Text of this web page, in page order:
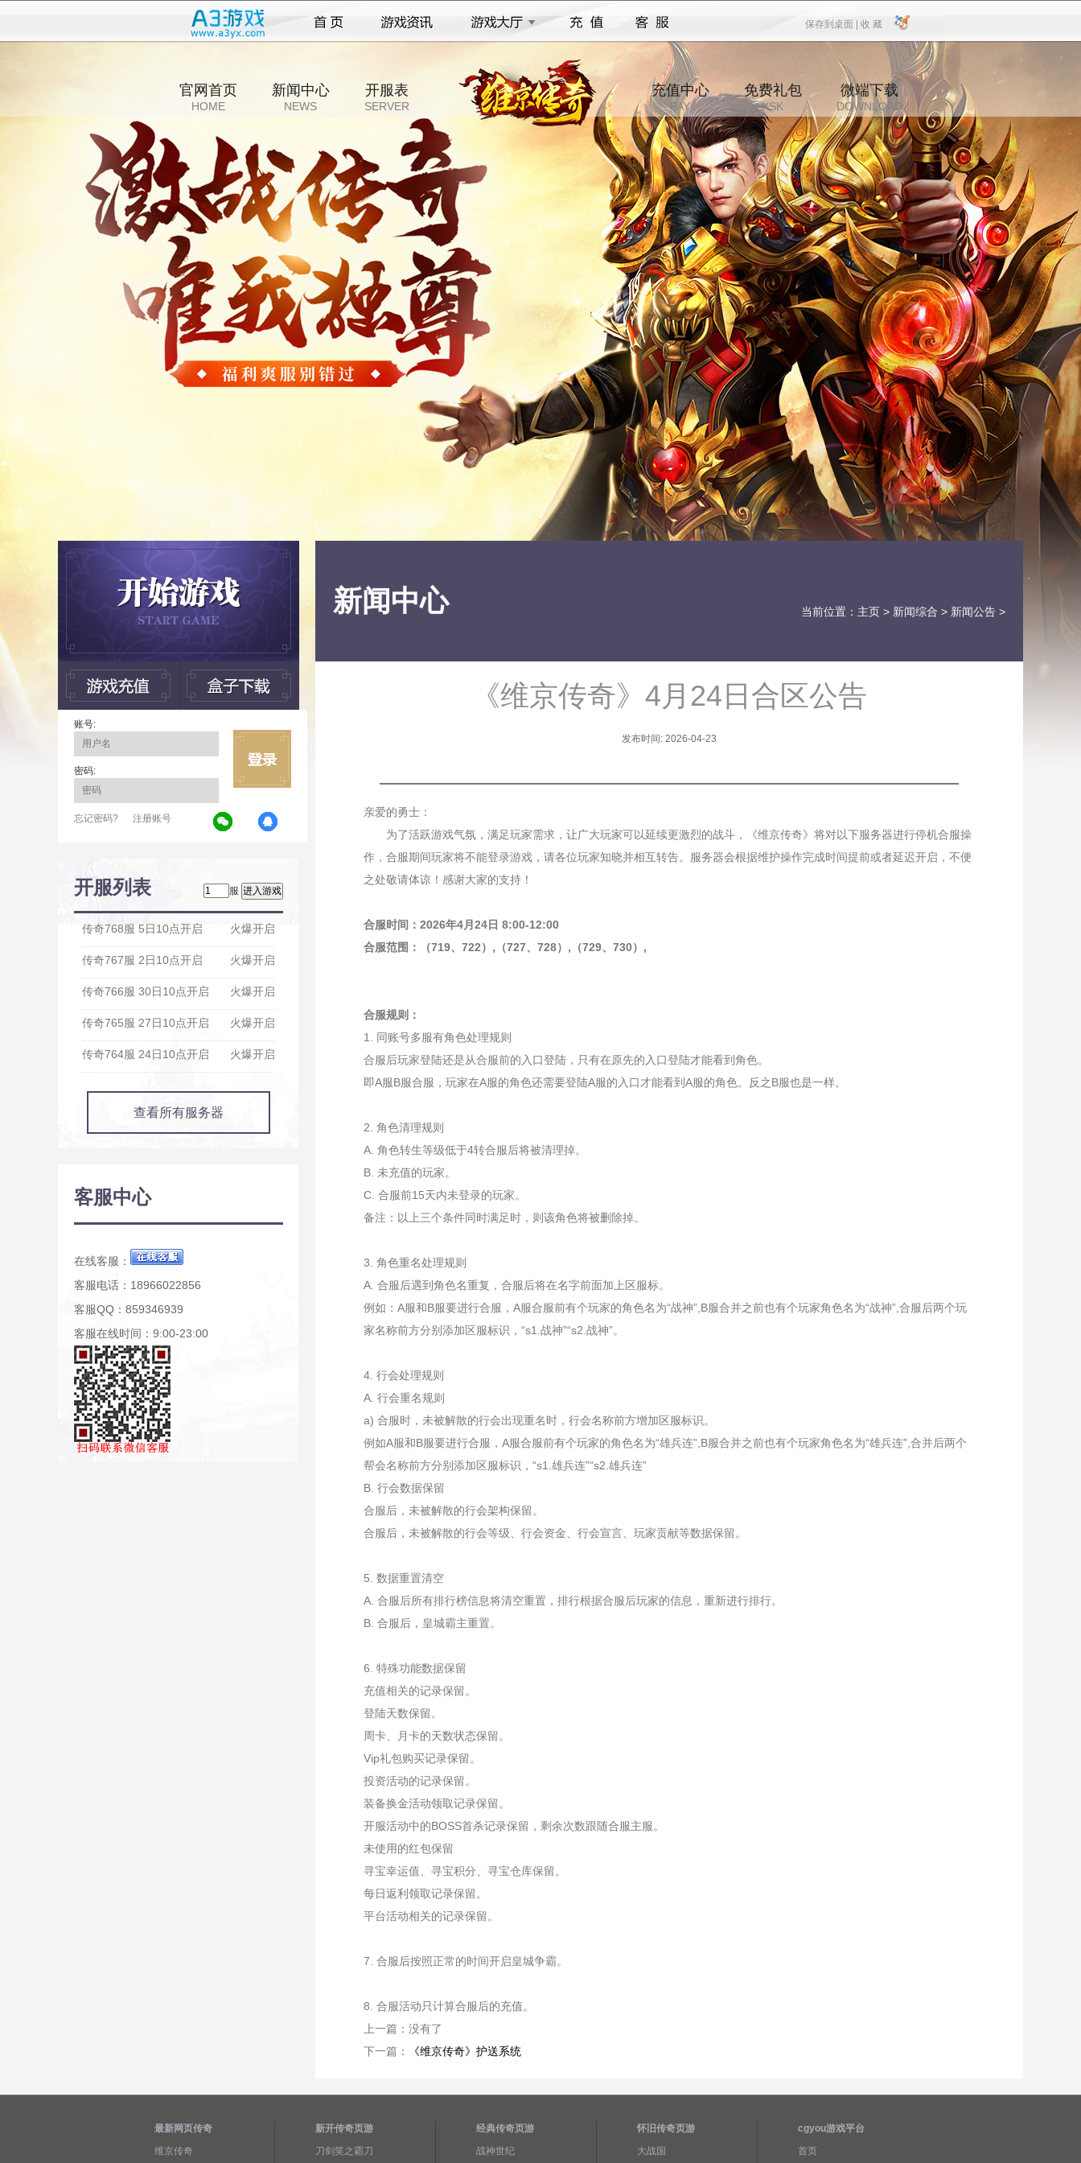
保存到桌面 |
保存到桌面 收 藏
收 藏
官网首页
HOME
新闻中心
NEWS
开服表
SERVER
充值中心
PAY
免费礼包
XSK
微端下载
DOWNLOAD
账号:
密码:
忘记密码? 注册账号
开服列表 服
火爆开启
传奇768服 5日10点开启
火爆开启
传奇767服 2日10点开启
火爆开启
传奇766服 30日10点开启
火爆开启
传奇765服 27日10点开启
火爆开启
传奇764服 24日10点开启
查看所有服务器
客服中心
在线客服：
客服电话：18966022856
客服QQ：859346939
客服在线时间：9:00-23:00
新闻中心 当前位置： 主页 > 新闻综合 > 新闻公告 >
《维京传奇》4月24日合区公告
发布时间: 2026-04-23
亲爱的勇士：
为了活跃游戏气氛，满足玩家需求，让广大玩家可以延续更激烈的战斗，《维京传奇》将对以下服务器进行停机合服操
作，合服期间玩家将不能登录游戏，请各位玩家知晓并相互转告。服务器会根据维护操作完成时间提前或者延迟开启，不便
之处敬请体谅！感谢大家的支持！
合服时间：2026年4月24日 8:00-12:00
合服范围：
（719、722）, （727、728）, （729、730）,
合服规则：
1. 同账号多服有角色处理规则
合服后玩家登陆还是从合服前的入口登陆，只有在原先的入口登陆才能看到角色。
即A服B服合服，玩家在A服的角色还需要登陆A服的入口才能看到A服的角色。反之B服也是一样。
2. 角色清理规则
A. 角色转生等级低于4转合服后将被清理掉。
B. 未充值的玩家。
C. 合服前15天内未登录的玩家。
备注：以上三个条件同时满足时，则该角色将被删除掉。
3. 角色重名处理规则
A. 合服后遇到角色名重复，合服后将在名字前面加上区服标。
例如：A服和B服要进行合服，A服合服前有个玩家的角色名为“战神”,B服合并之前也有个玩家角色名为“战神”,合服后两个玩
家名称前方分别添加区服标识，“s1.战神”“s2.战神”。
4. 行会处理规则
A. 行会重名规则
a) 合服时，未被解散的行会出现重名时，行会名称前方增加区服标识。
例如A服和B服要进行合服，A服合服前有个玩家的角色名为“雄兵连”,B服合并之前也有个玩家角色名为“雄兵连”,合并后两个
帮会名称前方分别添加区服标识，“s1.雄兵连”“s2.雄兵连”
B. 行会数据保留
合服后，未被解散的行会架构保留。
合服后，未被解散的行会等级、行会资金、行会宣言、玩家贡献等数据保留。
5. 数据重置清空
A. 合服后所有排行榜信息将清空重置，排行根据合服后玩家的信息，重新进行排行。
B. 合服后，皇城霸主重置。
6. 特殊功能数据保留
充值相关的记录保留。
登陆天数保留。
周卡、月卡的天数状态保留。
Vip礼包购买记录保留。
投资活动的记录保留。
装备换金活动领取记录保留。
开服活动中的BOSS首杀记录保留，剩余次数跟随合服主服。
未使用的红包保留
寻宝幸运值、寻宝积分、寻宝仓库保留。
每日返利领取记录保留。
平台活动相关的记录保留。
7. 合服后按照正常的时间开启皇城争霸。
8. 合服活动只计算合服后的充值。
上一篇： 没有了
下一篇：
《维京传奇》护送系统
最新网页传奇
维京传奇
新开传奇页游
刀剑笑之霸刀
经典传奇页游
战神世纪
怀旧传奇页游
大战国
cgyou游戏平台
首页